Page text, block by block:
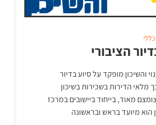
הציבורי
והשיכון מופקד על סיוע בדיור
מלאי הדירות בשכירות בשיכון
מאוד, בייחוד ביישובים במרכז
הוא מיועד בראש ובראשונה